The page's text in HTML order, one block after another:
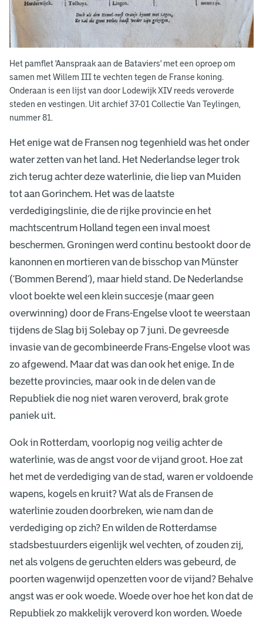
Het pamflet 'Aanspraak aan de Bataviers' met een oproep om
samen met Willem III te vechten tegen de Franse koning.
Onderaan is een lijst van door Lodewijk XIV reeds veroverde
steden en vestingen. Uit archief 37-01 Collectie Van Teylingen,
nummer 81.
Het enige wat de Fransen nog tegenhield was het onder
water zetten van het land. Het Nederlandse leger trok
zich terug achter deze waterlinie, die liep van Muiden
tot aan Gorinchem. Het was de laatste
verdedigingslinie, die de rijke provincie en het
machtscentrum Holland tegen een inval moest
beschermen. Groningen werd continu bestookt door de
kanonnen en mortieren van de bisschop van Münster
(‘Bommen Berend’), maar hield stand. De Nederlandse
vloot boekte wel een klein succesje (maar geen
overwinning) door de Frans-Engelse vloot te weerstaan
tijdens de Slag bij Solebay op 7 juni. De gevreesde
invasie van de gecombineerde Frans-Engelse vloot was
zo afgewend. Maar dat was dan ook het enige. In de
bezette provincies, maar ook in de delen van de
Republiek die nog niet waren veroverd, brak grote
paniek uit.
Ook in Rotterdam, voorlopig nog veilig achter de
waterlinie, was de angst voor de vijand groot. Hoe zat
het met de verdediging van de stad, waren er voldoende
wapens, kogels en kruit? Wat als de Fransen de
waterlinie zouden doorbreken, wie nam dan de
verdediging op zich? En wilden de Rotterdamse
stadsbestuurders eigenlijk wel vechten, of zouden zij,
net als volgens de geruchten elders was gebeurd, de
poorten wagenwijd openzetten voor de vijand? Behalve
angst was er ook woede. Woede over hoe het kon dat de
Republiek zo makkelijk veroverd kon worden. Woede